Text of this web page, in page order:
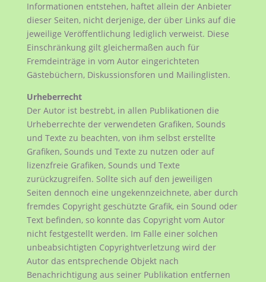
Informationen entstehen, haftet allein der Anbieter
dieser Seiten, nicht derjenige, der über Links auf die
jeweilige Veröffentlichung lediglich verweist. Diese
Einschränkung gilt gleichermaßen auch für
Fremdeinträge in vom Autor eingerichteten
Gästebüchern, Diskussionsforen und Mailinglisten.
Urheberrecht
Der Autor ist bestrebt, in allen Publikationen die
Urheberrechte der verwendeten Grafiken, Sounds
und Texte zu beachten, von ihm selbst erstellte
Grafiken, Sounds und Texte zu nutzen oder auf
lizenzfreie Grafiken, Sounds und Texte
zurückzugreifen. Sollte sich auf den jeweiligen
Seiten dennoch eine ungekennzeichnete, aber durch
fremdes Copyright geschützte Grafik, ein Sound oder
Text befinden, so konnte das Copyright vom Autor
nicht festgestellt werden. Im Falle einer solchen
unbeabsichtigten Copyrightverletzung wird der
Autor das entsprechende Objekt nach
Benachrichtigung aus seiner Publikation entfernen